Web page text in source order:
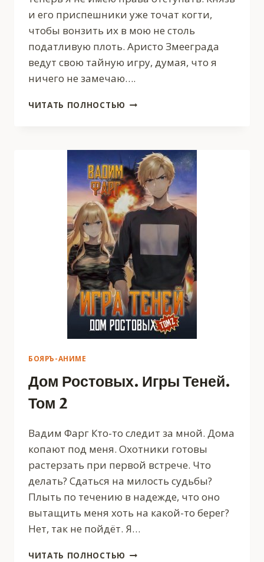
и его приспешники уже точат когти,
чтобы вонзить их в мою не столь
податливую плоть. Аристо Змееграда
ведут свою тайную игру, думая, что я
ничего не замечаю….
ЧИТАТЬ ПОЛНОСТЬЮ ИЗМЕНИВШИЙ
ТОМ
1
БОЯРЪ-АНИМЕ
Дом Ростовых. Игры Теней.
Том 2
Вадим Фарг Кто-то следит за мной. Дома
копают под меня. Охотники готовы
растерзать при первой встрече. Что
делать? Сдаться на милость судьбы?
Плыть по течению в надежде, что оно
вытащить меня хоть на какой-то берег?
Нет, так не пойдёт. Я…
ЧИТАТЬ ПОЛНОСТЬЮ ДОМ